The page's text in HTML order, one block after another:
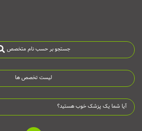
جستجو بر حسب نام متخصص
لیست تخصص ها
آیا شما یک پزشک خوب هستید؟